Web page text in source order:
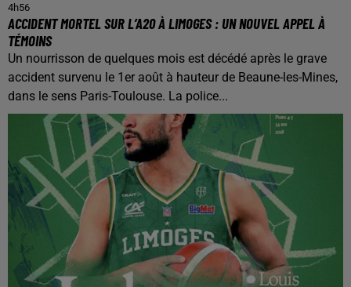
4h56
ACCIDENT MORTEL SUR L’A20 À LIMOGES : UN NOUVEL APPEL À
TÉMOINS
Un nourrisson de quelques mois est décédé après le grave
accident survenu le 1er août à hauteur de Beaune-les-Mines,
dans le sens Paris-Toulouse. La police...